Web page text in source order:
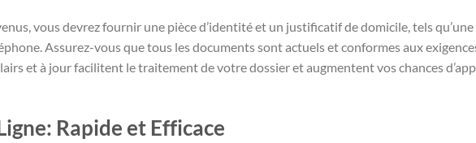
vous devrez fournir une pièce d’identité et un justificatif de domicile, tels
Assurez-vous que tous les documents sont actuels et conformes aux
et à jour facilitent le traitement de votre dossier et augmentent vos chances
Rapide et Efficace